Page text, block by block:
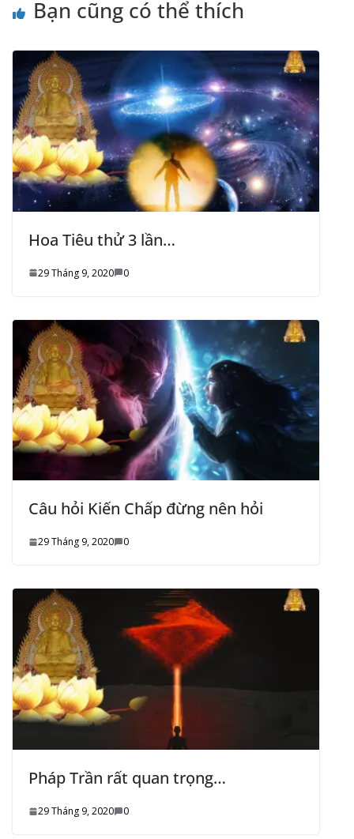
Bạn cũng có thể thích
Hoa Tiêu thử 3 lần…
29 Tháng 9, 2020 0
Câu hỏi Kiến Chấp đừng nên hỏi
29 Tháng 9, 2020 0
Pháp Trần rất quan trọng…
29 Tháng 9, 2020 0